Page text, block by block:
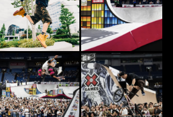
「全日本ブレイキン選手権」開催間
近！今後が楽しみなティーン世代の
BBOY・BGI...
SKATE
最年少金メダリストの誕生から、絶
対王者の記録更新まで！「MoonPa
y X Ga...
2026.8.9
6